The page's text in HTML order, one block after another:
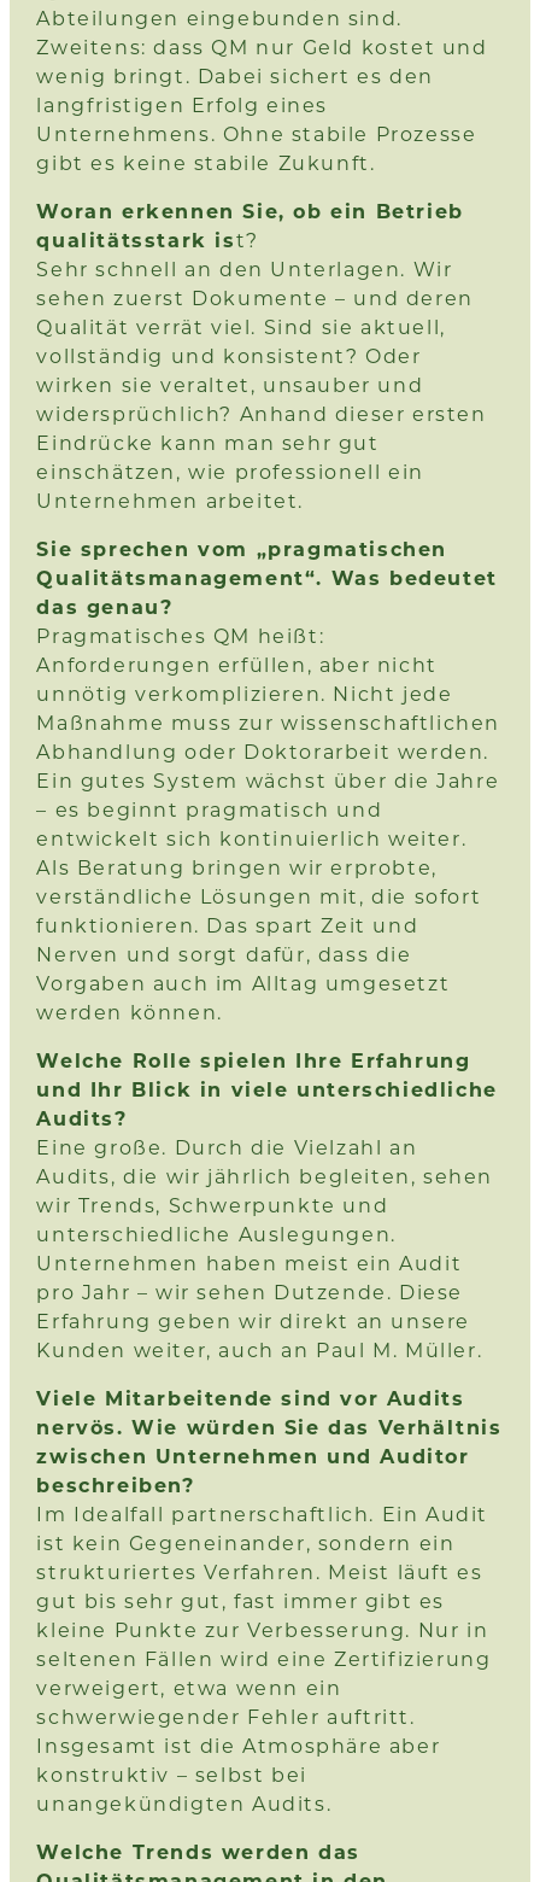
Abteilungen eingebunden sind.
Zweitens: dass QM nur Geld kostet und
wenig bringt. Dabei sichert es den
langfristigen Erfolg eines
Unternehmens. Ohne stabile Prozesse
gibt es keine stabile Zukunft.
Woran erkennen Sie, ob ein Betrieb
qualitätsstark ist?
Sehr schnell an den Unterlagen. Wir
sehen zuerst Dokumente – und deren
Qualität verrät viel. Sind sie aktuell,
vollständig und konsistent? Oder
wirken sie veraltet, unsauber und
widersprüchlich? Anhand dieser ersten
Eindrücke kann man sehr gut
einschätzen, wie professionell ein
Unternehmen arbeitet.
Sie sprechen vom „pragmatischen
Qualitätsmanagement“. Was bedeutet
das genau?
Pragmatisches QM heißt:
Anforderungen erfüllen, aber nicht
unnötig verkomplizieren. Nicht jede
Maßnahme muss zur wissenschaftlichen
Abhandlung oder Doktorarbeit werden.
Ein gutes System wächst über die Jahre
– es beginnt pragmatisch und
entwickelt sich kontinuierlich weiter.
Als Beratung bringen wir erprobte,
verständliche Lösungen mit, die sofort
funktionieren. Das spart Zeit und
Nerven und sorgt dafür, dass die
Vorgaben auch im Alltag umgesetzt
werden können.
Welche Rolle spielen Ihre Erfahrung
und Ihr Blick in viele unterschiedliche
Audits?
Eine große. Durch die Vielzahl an
Audits, die wir jährlich begleiten, sehen
wir Trends, Schwerpunkte und
unterschiedliche Auslegungen.
Unternehmen haben meist ein Audit
pro Jahr – wir sehen Dutzende. Diese
Erfahrung geben wir direkt an unsere
Kunden weiter, auch an Paul M. Müller.
Viele Mitarbeitende sind vor Audits
nervös. Wie würden Sie das Verhältnis
zwischen Unternehmen und Auditor
beschreiben?
Im Idealfall partnerschaftlich. Ein Audit
ist kein Gegeneinander, sondern ein
strukturiertes Verfahren. Meist läuft es
gut bis sehr gut, fast immer gibt es
kleine Punkte zur Verbesserung. Nur in
seltenen Fällen wird eine Zertifizierung
verweigert, etwa wenn ein
schwerwiegender Fehler auftritt.
Insgesamt ist die Atmosphäre aber
konstruktiv – selbst bei
unangekündigten Audits.
Welche Trends werden das